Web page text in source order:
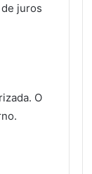
juros
O